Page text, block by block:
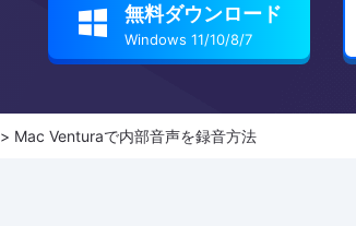
 無料ダウンロード
Windows 11/10/8/7
> Mac Venturaで内部音声を録音方法